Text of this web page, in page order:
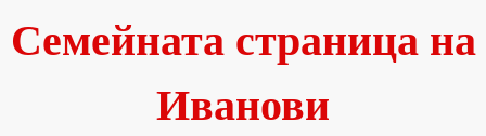
content
Семейната страница на
Иванови